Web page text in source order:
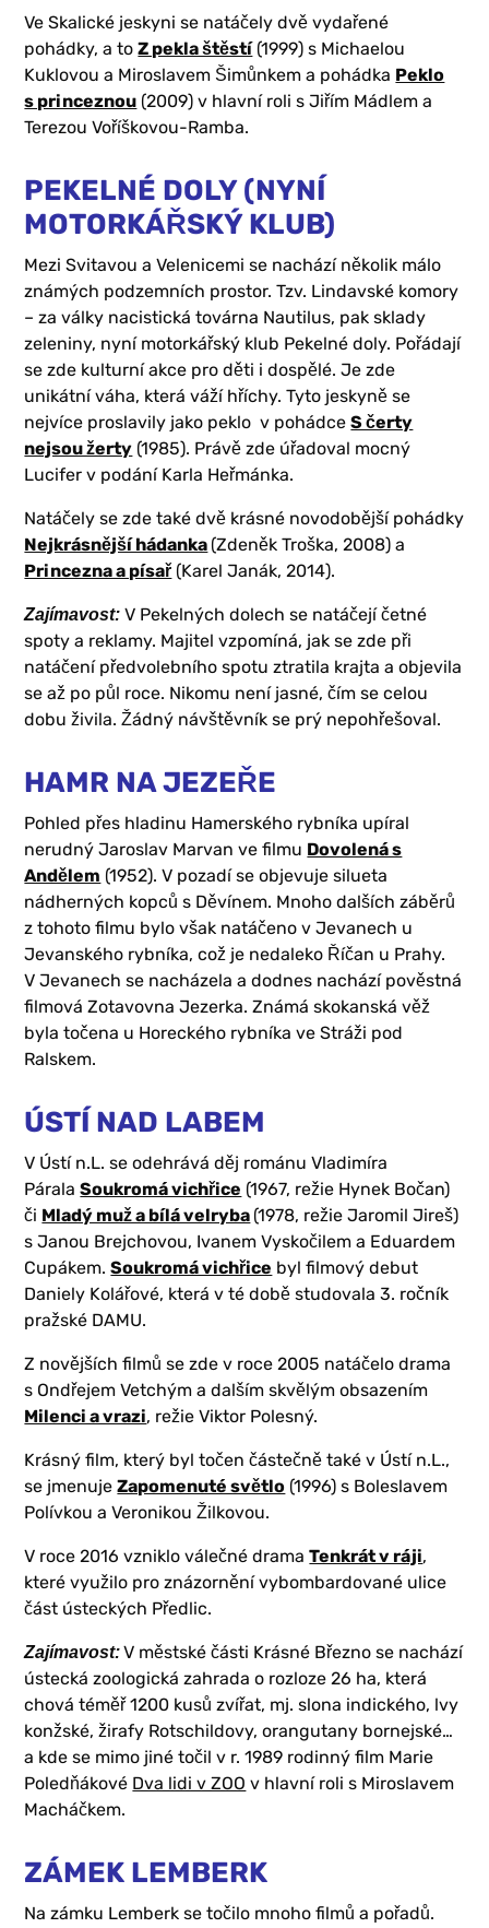
Ve Skalické jeskyni se natáčely dvě vydařené
pohádky, a toZ pekla štěstí(1999) s Michaelou
Kuklovou a Miroslavem Šimůnkem a pohádka Peklo
s princeznou (2009) v hlavní roli s Jiřím Mádlem a
Terezou Voříškovou-Ramba.
PEKELNÉ DOLY (NYNÍ
MOTORKÁŘSKÝ KLUB)
Mezi Svitavou a Velenicemi se nachází několik málo
známých podzemních prostor. Tzv. Lindavské komory
– za války nacistická továrna Nautilus, pak sklady
zeleniny, nyní motorkářský klub Pekelné doly. Pořádají
se zde kulturní akce pro děti i dospělé. Je zde
unikátní váha, která váží hříchy. Tyto jeskyně se
nejvíce proslavily jako peklo v pohádceS čerty
nejsou žerty (1985). Právě zde úřadoval mocný
Lucifer v podání Karla Heřmánka.
Natáčely se zde také dvě krásné novodobější pohádky
Nejkrásnější hádanka (Zdeněk Troška, 2008) a
Princezna a písař (Karel Janák, 2014).
Zajímavost: V Pekelných dolech se natáčejí četné
spoty a reklamy. Majitel vzpomíná, jak se zde při
natáčení předvolebního spotu ztratila krajta a objevila
se až po půl roce. Nikomu není jasné, čím se celou
dobu živila. Žádný návštěvník se prý nepohřešoval.
HAMR NA JEZEŘE
Pohled přes hladinu Hamerského rybníka upíral
nerudný Jaroslav Marvan ve filmu Dovolená s
Andělem (1952). V pozadí se objevuje silueta
nádherných kopců s Děvínem. Mnoho dalších záběrů
z tohoto filmu bylo však natáčeno v Jevanech u
Jevanského rybníka, což je nedaleko Říčan u Prahy.
V Jevanech se nacházela a dodnes nachází pověstná
filmová Zotavovna Jezerka. Známá skokanská věž
byla točena u Horeckého rybníka ve Stráži pod
Ralskem.
ÚSTÍ NAD LABEM
V Ústí n.L. se odehrává děj románu Vladimíra
PáralaSoukromá vichřice (1967, režie Hynek Bočan)
či Mladý muž a bílá velryba (1978, režie Jaromil Jireš)
s Janou Brejchovou, Ivanem Vyskočilem a Eduardem
Cupákem.Soukromá vichřice byl filmový debut
Daniely Kolářové, která v té době studovala 3. ročník
pražské DAMU.
Z novějších filmů se zde v roce 2005 natáčelo drama
s Ondřejem Vetchým a dalším skvělým obsazením
Milenci a vrazi, režie Viktor Polesný.
Krásný film, který byl točen částečně také v Ústí n.L.,
se jmenujeZapomenuté světlo (1996) s Boleslavem
Polívkou a Veronikou Žilkovou.
V roce 2016 vzniklo válečné dramaTenkrát v ráji,
které využilo pro znázornění vybombardované ulice
část ústeckých Předlic.
Zajímavost: V městské části Krásné Březno se nachází
ústecká zoologická zahrada o rozloze 26 ha, která
chová téměř 1200 kusů zvířat, mj. slona indického, lvy
konžské, žirafy Rotschildovy, orangutany bornejské…
a kde se mimo jiné točil v r. 1989 rodinný film Marie
Poledňákové Dva lidi v ZOO v hlavní roli s Miroslavem
Macháčkem.
ZÁMEK LEMBERK
Na zámku Lemberk se točilo mnoho filmů a pořadů.